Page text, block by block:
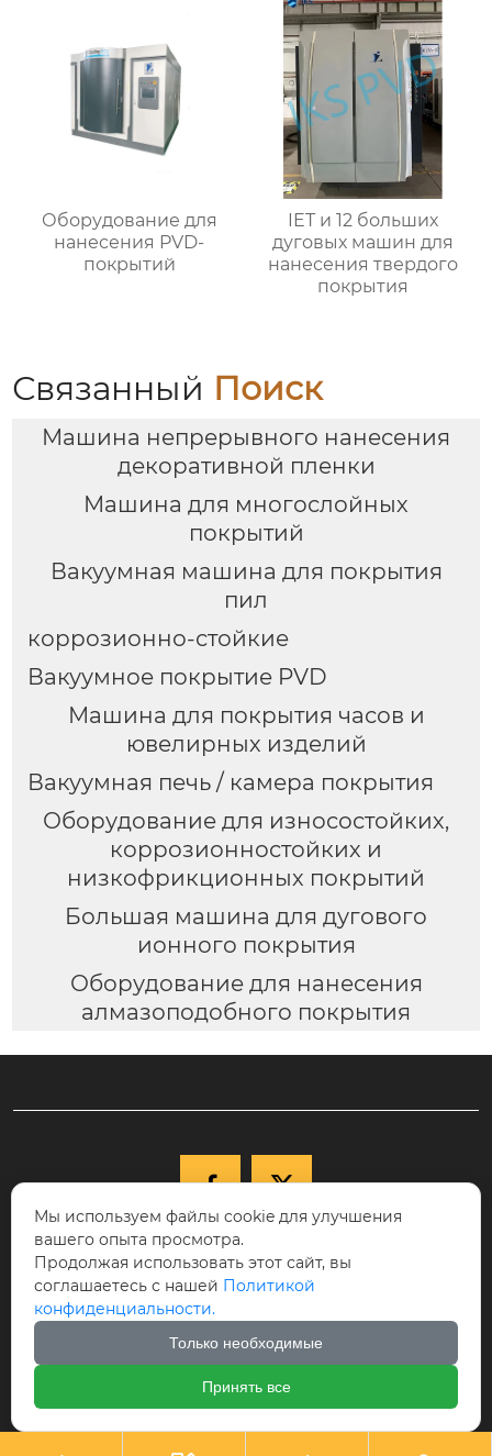
Оборудование для
нанесения PVD-
покрытий
IET и 12 больших
дуговых машин для
нанесения твердого
покрытия
Связанный Поиск
Машина непрерывного нанесения
декоративной пленки
Машина для многослойных
покрытий
Вакуумная машина для покрытия
пил
коррозионно-стойкие
Вакуумное покрытие PVD
Машина для покрытия часов и
ювелирных изделий
Вакуумная печь / камера покрытия
Оборудование для износостойких,
коррозионностойких и
низкофрикционных покрытий
Большая машина для дугового
ионного покрытия
Оборудование для нанесения
алмазоподобного покрытия
 
 +86-15040177271

КНР, провинция Ляонин, г. Шэньян,
Новый район Шэньбэй, ул. Цююэху, д.
68-17, индекс 110122.
 cici@ikspvd.com
Мы используем файлы cookie для улучшения
вашего опыта просмотра.
Продолжая использовать этот сайт, вы
соглашаетесь с нашей Политикой
конфиденциальности.
Только необходимые
Принять все